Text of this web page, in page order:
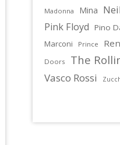
Madonna Mina
Pink Floyd Pino
Marconi
Prince
Doors
The
Vasco Rossi